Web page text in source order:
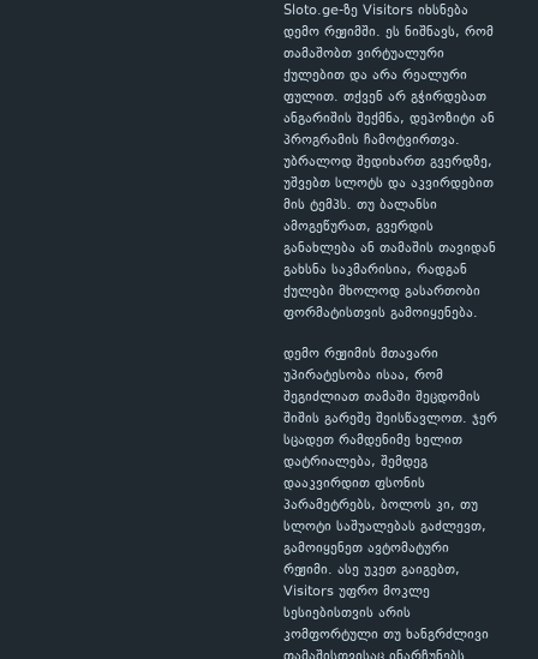
Sloto.ge-ზე Visitors იხსნება
დემო რეჟიმში. ეს ნიშნავს, რომ
თამაშობთ ვირტუალური
ქულებით და არა რეალური
ფულით. თქვენ არ გჭირდებათ
ანგარიშის შექმნა, დეპოზიტი ან
პროგრამის ჩამოტვირთვა.
უბრალოდ შედიხართ გვერდზე,
უშვებთ სლოტს და აკვირდებით
მის ტემპს. თუ ბალანსი
ამოგეწურათ, გვერდის
განახლება ან თამაშის თავიდან
გახსნა საკმარისია, რადგან
ქულები მხოლოდ გასართობი
ფორმატისთვის გამოიყენება.
დემო რეჟიმის მთავარი
უპირატესობა ისაა, რომ
შეგიძლიათ თამაში შეცდომის
შიშის გარეშე შეისწავლოთ. ჯერ
სცადეთ რამდენიმე ხელით
დატრიალება, შემდეგ
დააკვირდით ფსონის
პარამეტრებს, ბოლოს კი, თუ
სლოტი საშუალებას გაძლევთ,
გამოიყენეთ ავტომატური
რეჟიმი. ასე უკეთ გაიგებთ,
Visitors უფრო მოკლე
სესიებისთვის არის
კომფორტული თუ ხანგრძლივი